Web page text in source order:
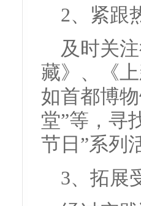
2、紧跟
及时关
藏》、《
如首都博
堂”等，寻
节日”系列
3、拓展